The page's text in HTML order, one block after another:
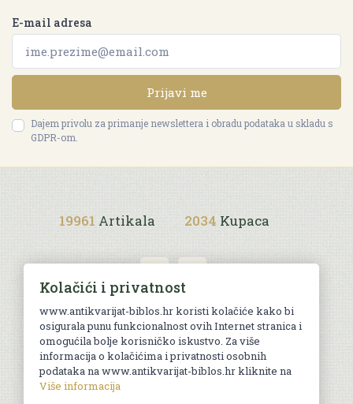
E-mail adresa
Prijavi me
Dajem privolu za primanje newslettera i obradu podataka u skladu s
GDPR-om.
19961 Artikala 2034 Kupaca
Uvjeti kupnje
Kolačići i privatnost
www.antikvarijat-biblos.hr koristi kolačiće kako bi
osigurala punu funkcionalnost ovih Internet stranica i
omogućila bolje korisničko iskustvo. Za više
informacija o kolačićima i privatnosti osobnih
podataka na www.antikvarijat-biblos.hr kliknite na
Više informacija